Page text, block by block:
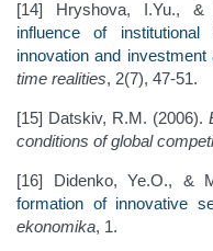
[14] Hryshova, I.Yu., &
influence of
innovation and
time realities, 2(7), 47-51.
[15] Datskiv, R.M. (2006).
conditions of global
[16] Didenko, Ye.O., &
formation of innovative
ekonomika, 1.